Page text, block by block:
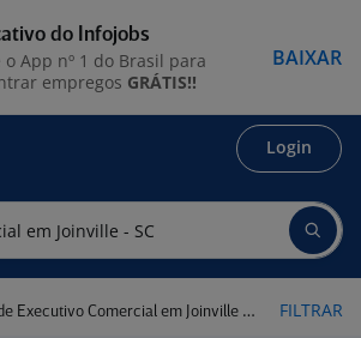
Login
Executivo Comercial em Joinville - SC FILTRAR
do Infojobs
o App nº 1 do Brasil para
empregos GRÁTIS!!
BAIXAR